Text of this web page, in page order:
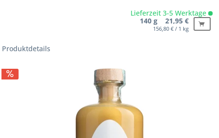
Lieferzeit 3-5 Werktage
140 g 21,95 €
156,80 € / 1 kg
Produktdetails